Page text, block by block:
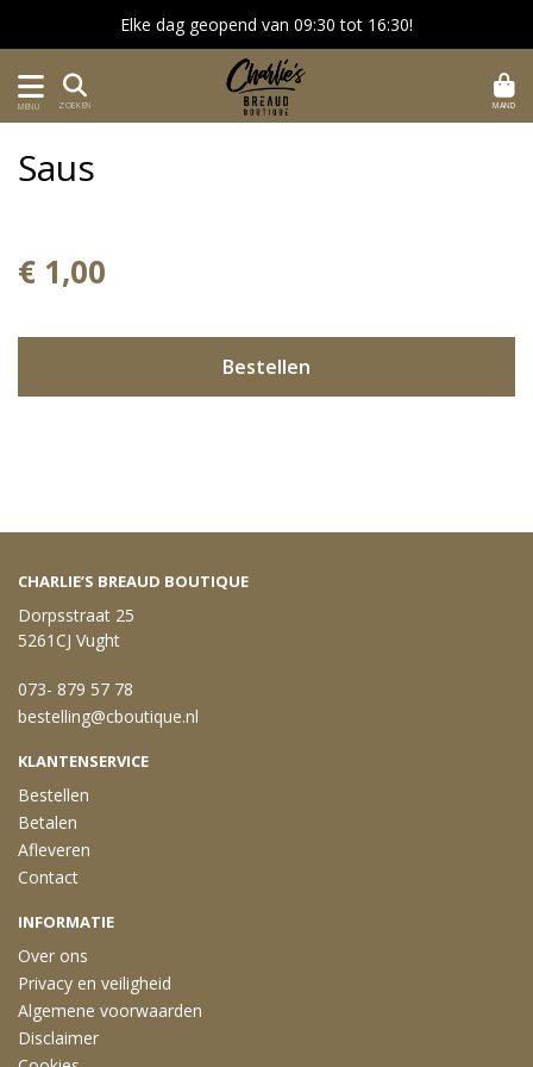
Elke dag geopend van 09:30 tot 16:30!
MENU ZOEKEN MAND
Saus
€ 1,00
Bestellen
CHARLIE’S BREAUD BOUTIQUE
Dorpsstraat 25
5261CJ Vught
073- 879 57 78
bestelling@cboutique.nl
KLANTENSERVICE
Bestellen
Betalen
Afleveren
Contact
INFORMATIE
Over ons
Privacy en veiligheid
Algemene voorwaarden
Disclaimer